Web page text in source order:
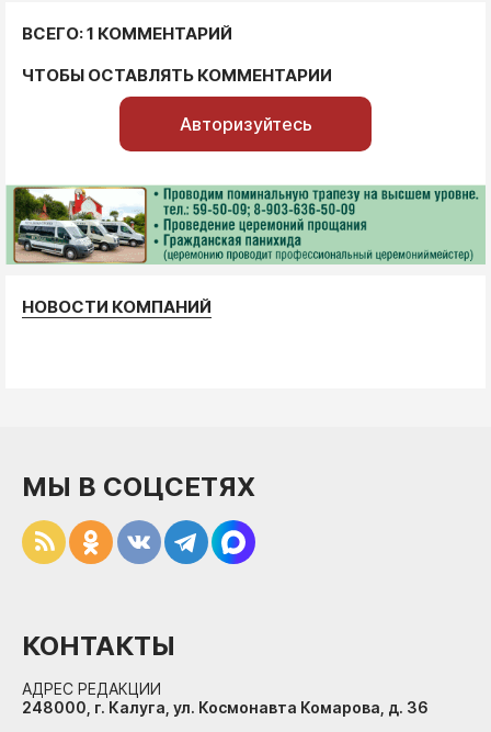
ВСЕГО: 1 КОММЕНТАРИЙ
ЧТОБЫ ОСТАВЛЯТЬ КОММЕНТАРИИ
Авторизуйтесь
НОВОСТИ КОМПАНИЙ
МЫ В СОЦСЕТЯХ
КОНТАКТЫ
АДРЕС РЕДАКЦИИ
248000, г. Калуга, ул. Космонавта Комарова, д. 36